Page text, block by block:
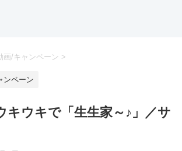
画/キャンペーン >
ンペーン
キウキで「生生家～♪」／サ